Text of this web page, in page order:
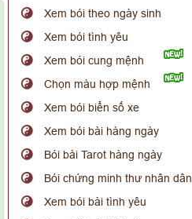
Xem bói theo ngày sinh
Xem bói tình yêu
Xem bói cung mệnh
Chọn màu hợp mệnh
Xem bói biển số xe
Xem bói bài hàng ngày
Bói bài Tarot hàng ngày
Bói chứng minh thư nhân dân
Xem bói bài tình yêu